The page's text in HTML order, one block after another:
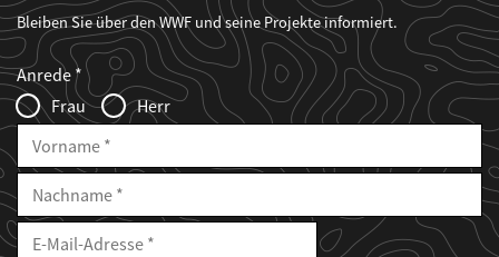
Bleiben Sie über den WWF und seine Projekte informiert.
Web2Case
Infofelder
Fieldset
anrede_name
Anrede
Frau
Herr
Vorname
Nachname
E-
Mailadresse
E-